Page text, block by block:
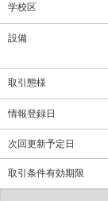
学校区
設備
取引態様
情報登録日
次回更新予定日
取引条件有効期限